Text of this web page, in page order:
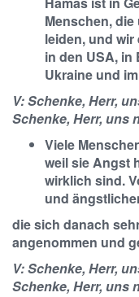
Menschen,
leiden, und
in den USA, in
Ukraine und
V: Schenke, Herr,
Schenke, Herr, uns
Viele
weil sie Angst
wirklich sind.
und
die sich danach
angenommen und
V: Schenke, Herr,
Schenke, Herr, uns